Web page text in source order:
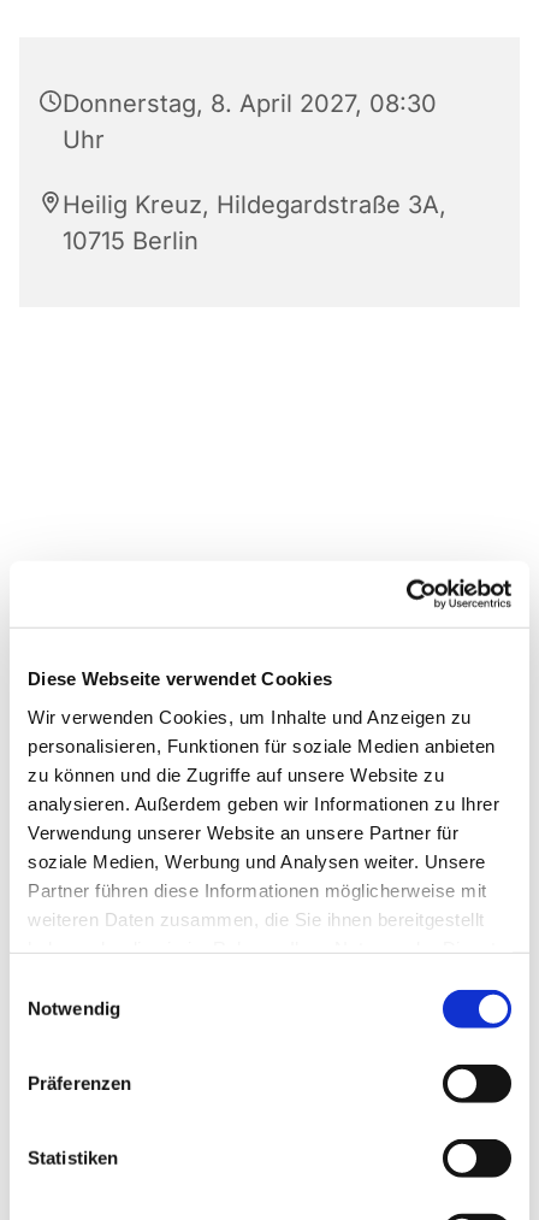
Diese Webseite verwendet Cookies
Wir verwenden Cookies, um Inhalte und Anzeigen zu
personalisieren, Funktionen für soziale Medien anbieten
zu können und die Zugriffe auf unsere Website zu
analysieren. Außerdem geben wir Informationen zu Ihrer
Verwendung unserer Website an unsere Partner für
soziale Medien, Werbung und Analysen weiter. Unsere
Partner führen diese Informationen möglicherweise mit
weiteren Daten zusammen, die Sie ihnen bereitgestellt
Notwendig
Präferenzen
Statistiken
Donnerstag, 8. April 2027, 08:30
Uhr
Heilig Kreuz, Hildegardstraße 3A,
10715 Berlin
Dies könnte Sie auch
interessieren